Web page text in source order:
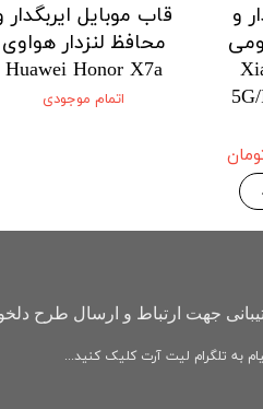
قاب موبایل ایربگدار
محافظ لنزدار هواوی
Huawei Honor X7a
اتمام موجودی
و
جهت ارتباط و ارسال طرح
به تلگرام لیت آرت کلیک کنید...